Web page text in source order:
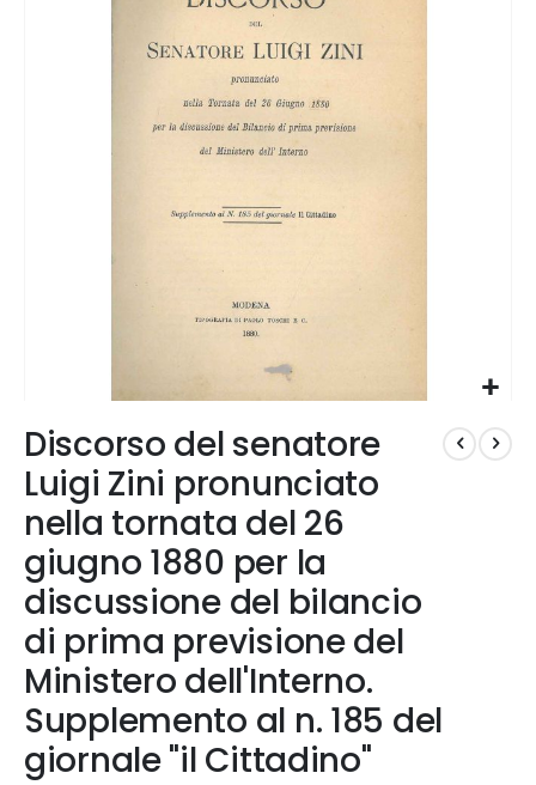
all'inizio
della
galleria
di
immagini
Discorso del senatore
Luigi Zini pronunciato
nella tornata del 26
giugno 1880 per la
discussione del bilancio
di prima previsione del
Ministero dell'Interno.
Supplemento al n. 185 del
giornale "il Cittadino"